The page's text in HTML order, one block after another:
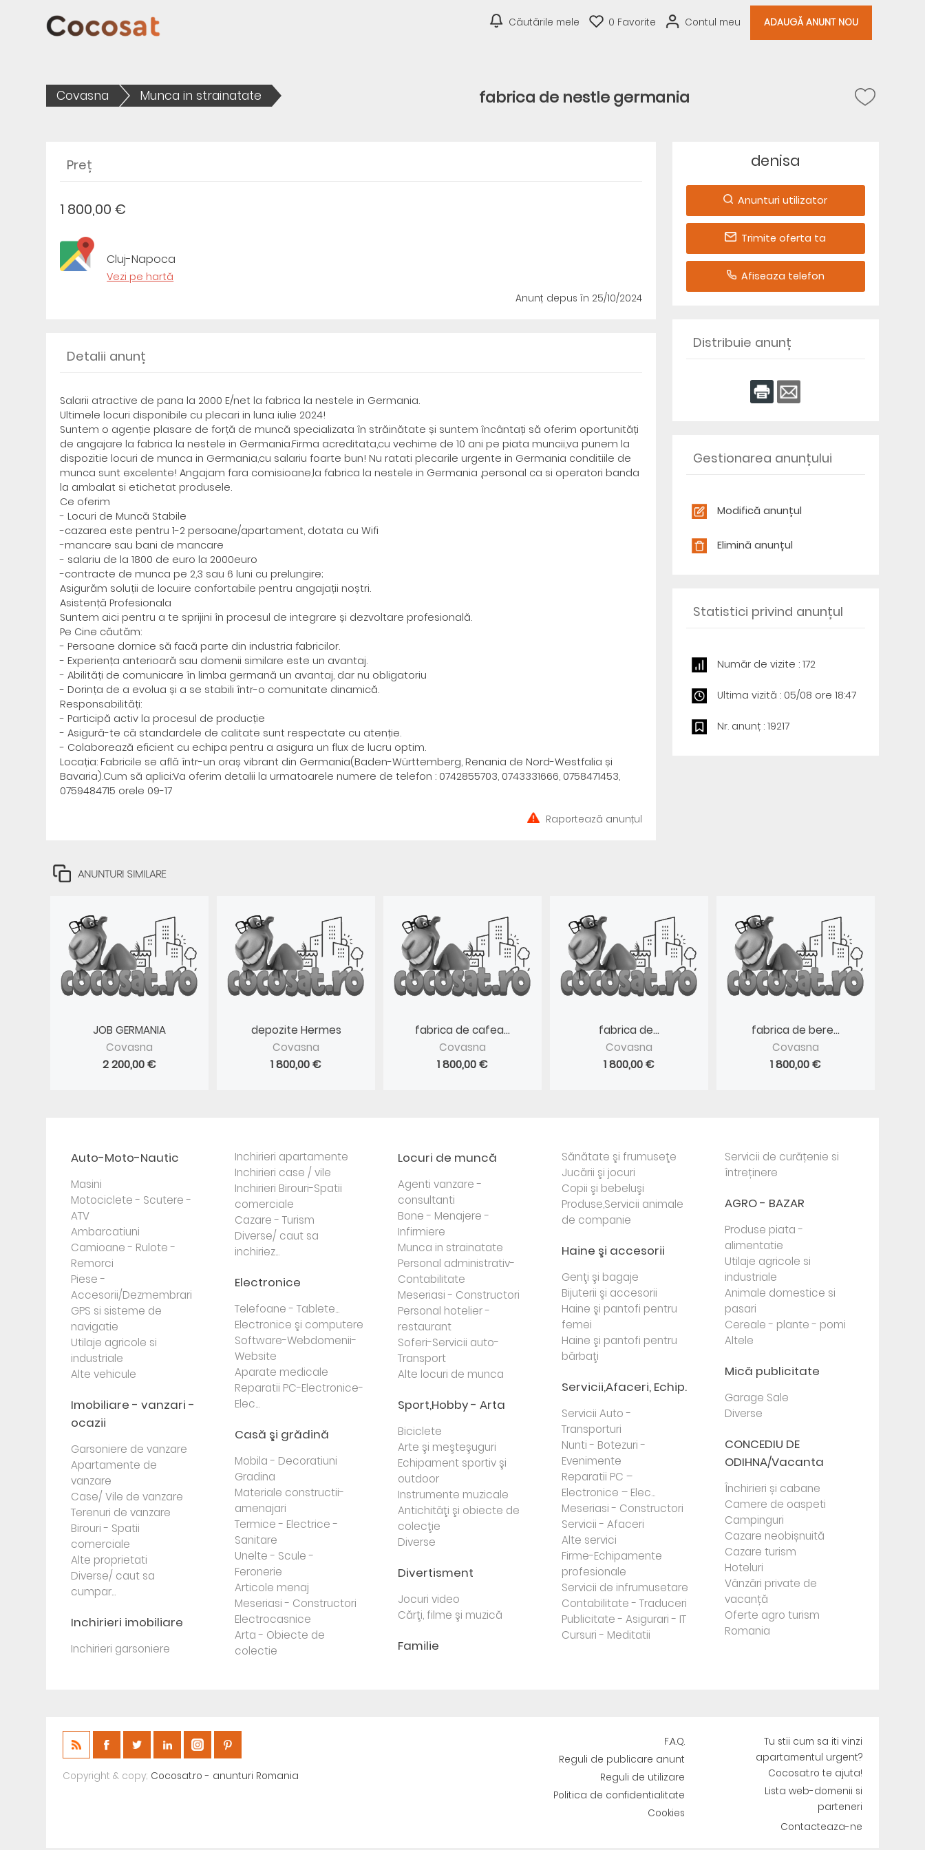
Căutările mele 0 Favorite Contul meu ADAUGĂ ANUNT NOU
Covasna Munca in strainatate fabrica de nestle germania
Preț
1 800,00 €
Cluj-Napoca
Vezi pe hartă
Anunț depus în 25/10/2024
Detalii anunț
Salarii atractive de pana la 2000 E/net la fabrica la nestele in Germania.
Ultimele locuri disponibile cu plecari in luna iulie 2024!
Suntem o agenție plasare de forță de muncă specializata în străinătate și suntem încântați să oferim oportunități
de angajare la fabrica la nestele in Germania.Firma acreditata,cu vechime de 10 ani pe piata muncii,va punem la
dispozitie locuri de munca in Germania,cu salariu foarte bun! Nu ratati plecarile urgente in Germania conditiile de
munca sunt excelente! Angajam fara comisioane,la fabrica la nestele in Germania ,personal ca si operatori banda
la ambalat si etichetat produsele.
Ce oferim
- Locuri de Muncă Stabile
-cazarea este pentru 1-2 persoane/apartament, dotata cu Wifi
-mancare sau bani de mancare
- salariu de la 1800 de euro la 2000euro
-contracte de munca pe 2,3 sau 6 luni cu prelungire;
Asigurăm soluții de locuire confortabile pentru angajații noștri.
Asistență Profesionala
Suntem aici pentru a te sprijini în procesul de integrare și dezvoltare profesională.
Pe Cine căutăm:
- Persoane dornice să facă parte din industria fabricilor.
- Experiența anterioară sau domenii similare este un avantaj.
- Abilități de comunicare în limba germană un avantaj, dar nu obligatoriu
- Dorința de a evolua și a se stabili într-o comunitate dinamică.
Responsabilități:
- Participă activ la procesul de producție
- Asigură-te că standardele de calitate sunt respectate cu atenție.
- Colaborează eficient cu echipa pentru a asigura un flux de lucru optim.
Locația: Fabricile se află într-un oraș vibrant din Germania(Baden-Württemberg, Renania de Nord-Westfalia și
Bavaria).Cum să aplici:Va oferim detalii la urmatoarele numere de telefon : 0742855703, 0743331666, 0758471453,
0759484715 orele 09-17
Raportează anunțul
denisa
Anunturi utilizator
Trimite oferta ta
Afiseaza telefon
Distribuie anunț
Gestionarea anunțului
Modifică anunțul
Elimină anunțul
Statistici privind anunțul
Număr de vizite : 172
Ultima vizită : 05/08 ore 18:47
Nr. anunț : 19217
ANUNTURI SIMILARE
JOB GERMANIA
Covasna
2 200,00 €
depozite Hermes
Covasna
1 800,00 €
fabrica de cafea...
Covasna
1 800,00 €
fabrica de...
Covasna
1 800,00 €
fabrica de bere...
Covasna
1 800,00 €
Auto-Moto-Nautic
Masini
Motociclete - Scutere -
ATV
Ambarcatiuni
Camioane - Rulote -
Remorci
Piese -
Accesorii/Dezmembrari
GPS si sisteme de
navigatie
Utilaje agricole si
industriale
Alte vehicule
Imobiliare - vanzari -
ocazii
Garsoniere de vanzare
Apartamente de
vanzare
Case/ Vile de vanzare
Terenuri de vanzare
Birouri - Spatii
comerciale
Alte proprietati
Diverse/ caut sa
cumpar...
Inchirieri imobiliare
Inchirieri garsoniere
Inchirieri apartamente
Inchirieri case / vile
Inchirieri Birouri-Spatii
comerciale
Cazare - Turism
Diverse/ caut sa
inchiriez...
Electronice
Telefoane - Tablete...
Electronice şi computere
Software-Webdomenii-
Website
Aparate medicale
Reparatii PC-Electronice-
Elec...
Casă şi grădină
Mobila - Decoratiuni
Gradina
Materiale constructii-
amenajari
Termice - Electrice -
Sanitare
Unelte - Scule -
Feronerie
Articole menaj
Meseriasi - Constructori
Electrocasnice
Arta - Obiecte de
colectie
Locuri de muncă
Agenti vanzare -
consultanti
Bone - Menajere -
Infirmiere
Munca in strainatate
Personal administrativ-
Contabilitate
Meseriasi - Constructori
Personal hotelier -
restaurant
Soferi-Servicii auto-
Transport
Alte locuri de munca
Sport,Hobby - Arta
Biciclete
Arte şi meşteşuguri
Echipament sportiv şi
outdoor
Instrumente muzicale
Antichităţi şi obiecte de
colecţie
Diverse
Divertisment
Jocuri video
Cărţi, filme şi muzică
Familie
Sănătate şi frumuseţe
Jucării şi jocuri
Copii şi bebeluşi
Produse,Servicii animale
de companie
Haine şi accesorii
Genţi şi bagaje
Bijuterii şi accesorii
Haine şi pantofi pentru
femei
Haine şi pantofi pentru
bărbaţi
Servicii,Afaceri, Echip.
Servicii Auto -
Transporturi
Nunti - Botezuri -
Evenimente
Reparatii PC –
Electronice – Elec...
Meseriasi - Constructori
Servicii - Afaceri
Alte servici
Firme-Echipamente
profesionale
Servicii de infrumusetare
Contabilitate - Traduceri
Publicitate - Asigurari - IT
Cursuri - Meditatii
Servicii de curățenie si
întreținere
AGRO - BAZAR
Produse piata -
alimentatie
Utilaje agricole si
industriale
Animale domestice si
pasari
Cereale - plante - pomi
Altele
Mică publicitate
Garage Sale
Diverse
CONCEDIU DE
ODIHNA/Vacanta
Închirieri și cabane
Camere de oaspeti
Campinguri
Cazare neobișnuită
Cazare turism
Hoteluri
Vânzări private de
vacanță
Oferte agro turism
Romania
Copyright & copy; Cocosat.ro - anunturi Romania
F.A.Q.
Reguli de publicare anunt
Reguli de utilizare
Politica de confidentialitate
Cookies
Tu stii cum sa iti vinzi
apartamentul urgent?
Cocosat.ro te ajuta!
Lista web-domenii si
parteneri
Contacteaza-ne